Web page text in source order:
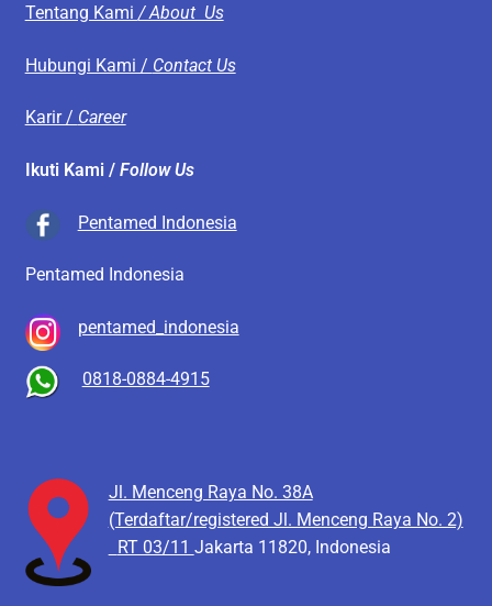
Tentang Kami / About Us
Hubungi Kami / Contact Us
Karir / Career
Ikuti Kami / Follow Us
Pentamed Indonesia
Pentamed Indonesia
pentamed_indonesia
0818-0884-4915
Jl. Menceng Raya No. 38A
(Terdaftar/registered Jl. Menceng Raya No. 2)
RT 03/11 Jakarta 11820, Indonesia